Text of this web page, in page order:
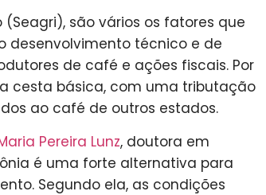
são vários os fatores que
desenvolvimento técnico e de
de café e ações fiscais. Por
cesta básica, com uma tributação
ao café de outros estados.
Pereira Lunz, doutora em
é uma forte alternativa para
Segundo ela, as condições